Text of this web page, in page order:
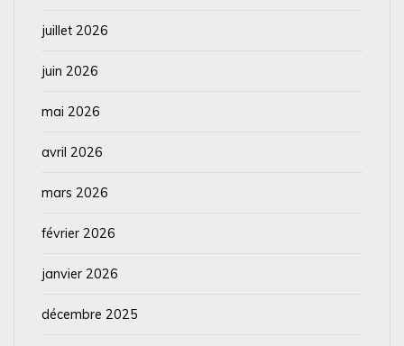
juillet 2026
juin 2026
mai 2026
avril 2026
mars 2026
février 2026
janvier 2026
décembre 2025